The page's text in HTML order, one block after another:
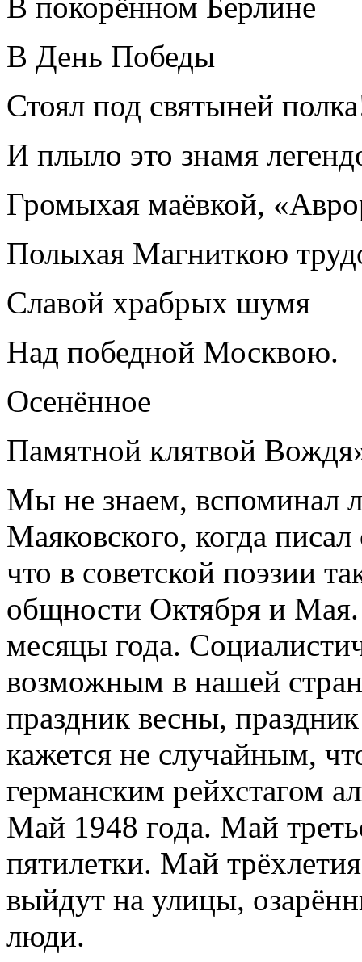
В День Победы
Стоял под святыней
И плыло это знамя
Громыхая маёвкой,
Полыхая Магниткою
Славой храбрых шумя
Над победной Москвою.
Осенённое
Памятной клятвой
Мы не знаем, вспоминал
Маяковского, когда
что в советской поэзии
общности Октября и
месяцы года.
возможным в нашей
праздник весны,
кажется не случайным,
германским рейхстагом
Май 1948 года. Май
пятилетки. Май
выйдут на улицы,
люди.